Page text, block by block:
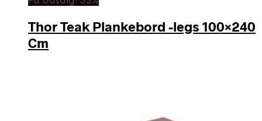
Thor Teak Plankebord -legs 100×240
Cm